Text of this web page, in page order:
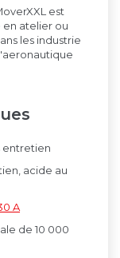
est
atelier ou
les industrie
entretien
acide au
A
de 10 000